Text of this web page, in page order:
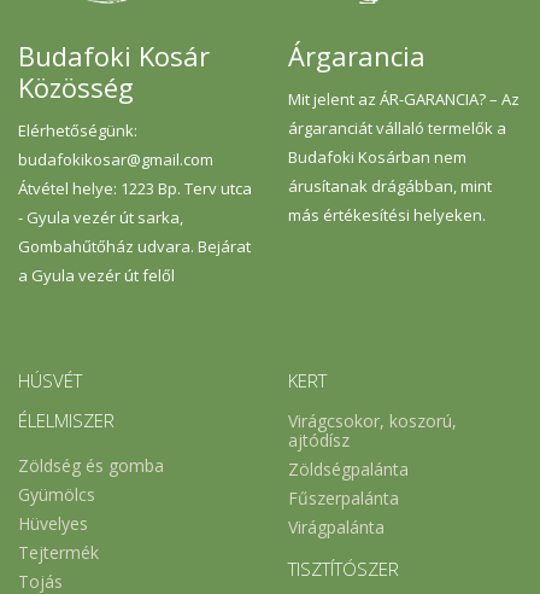
Budafoki Kosár
Közösség
Elérhetőségünk:
budafokikosar@gmail.com
Átvétel helye: 1223 Bp. Terv utca
- Gyula vezér út sarka,
Gombahűtőház udvara. Bejárat
a Gyula vezér út felől
Árgarancia
Mit jelent az ÁR-GARANCIA? – Az
árgaranciát vállaló termelők a
Budafoki Kosárban nem
árusítanak drágábban, mint
más értékesítési helyeken.
HÚSVÉT
ÉLELMISZER
Zöldség és gomba
Gyümölcs
Hüvelyes
Tejtermék
Tojás
KERT
Virágcsokor, koszorú,
ajtódísz
Zöldségpalánta
Fűszerpalánta
Virágpalánta
TISZTÍTÓSZER